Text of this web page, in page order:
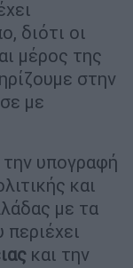
διότι οι
μέρος της
στην
με
την υπογραφή
και
με τα
περιέχει
και την